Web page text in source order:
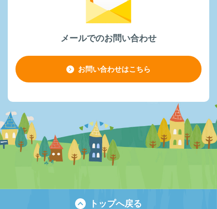
メールでのお問い合わせ
お問い合わせはこちら
トップへ戻る